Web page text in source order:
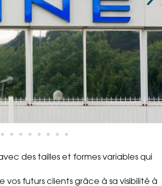
des tailles et formes variables qui
futurs clients grâce à sa visibilité à